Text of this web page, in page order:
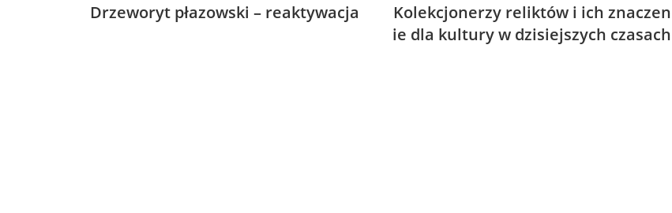
Drzeworyt płazowski – reaktywacja
Kolekcjonerzy reliktów i ich znaczen
ie dla kultury w dzisiejszych czasach